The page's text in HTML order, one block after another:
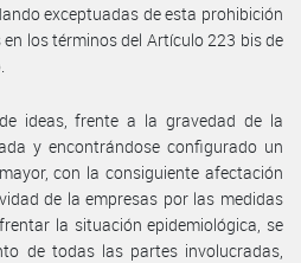
exceptuadas de esta prohibición
los términos del Artículo 223 bis de
ideas, frente a la gravedad de la
y encontrándose configurado un
con la consiguiente afectación
de la empresas por las medidas
la situación epidemiológica, se
de todas las partes involucradas,